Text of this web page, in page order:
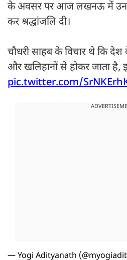
के अवसर पर आज लखनऊ में उनकी
कर श्रद्धांजलि दी।
चौधरी साहब के विचार थे कि देश
और खलिहानों से होकर जाता
pic.twitter.com/
— Yogi Adityanath